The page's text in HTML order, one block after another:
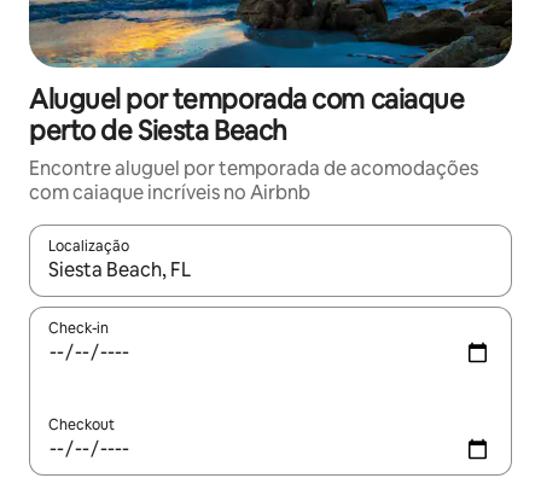
Aluguel por temporada com caiaque
perto de Siesta Beach
Encontre aluguel por temporada de acomodações
com caiaque incríveis no Airbnb
Localização
Quando os resultados estiverem disponíveis, explore-os
Check-in
Checkout